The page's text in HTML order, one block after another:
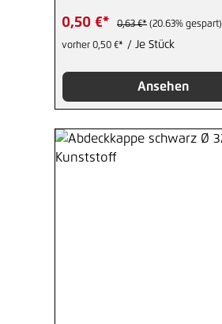
0,50 €* 0,63 €* (20.63% gespart)
vorher 0,50 €* / Je Stück
Ansehen